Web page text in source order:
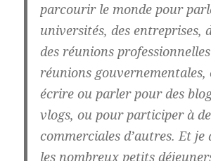
parcourir le monde pour
universités, des entreprises,
des réunions
réunions gouvernementales,
écrire ou parler pour des
vlogs, ou pour participer à
commerciales d’autres. Et je
les nombreux petits